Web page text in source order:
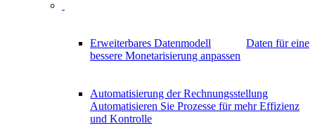
Erweiterbares Datenmodell
Daten für eine
bessere Monetarisierung anpassen
Automatisierung der Rechnungsstellung
Automatisieren Sie Prozesse für mehr Effizienz
und Kontrolle